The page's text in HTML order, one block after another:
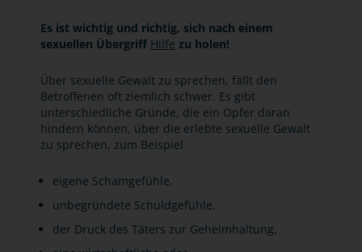
Es ist wichtig und richtig, sich nach einem
sexuellen Übergriff Hilfe zu holen!
Über sexuelle Gewalt zu sprechen, fällt den
Betroffenen oft ziemlich schwer. Es gibt
unterschiedliche Gründe, die ein Opfer daran
hindern können, über die erlebte sexuelle Gewalt
zu sprechen, zum Beispiel
eigene Schamgefühle,
unbegründete Schuldgefühle,
der Druck des Täters zur Geheimhaltung,